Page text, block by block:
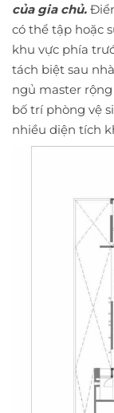
của gia chủ.
có thể tập hoặc
khu vực phía
tách biệt sau
ngủ master
bố trí phòng vệ
nhiều diện tích